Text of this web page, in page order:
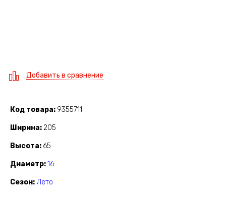
Добавить в сравнение
Код товара 9355711
Ширина 205
Высота 65
Диаметр 16
Сезон Лето